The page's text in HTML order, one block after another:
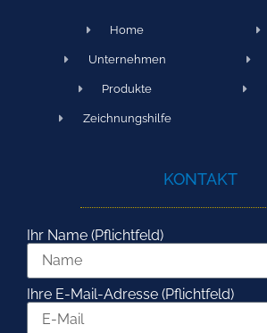
Home
Unternehmen
Produkte
Zeichnungshilfe
KONTAKT
Ihr Name (Pflichtfeld)
Ihre E-Mail-Adresse (Pflichtfeld)